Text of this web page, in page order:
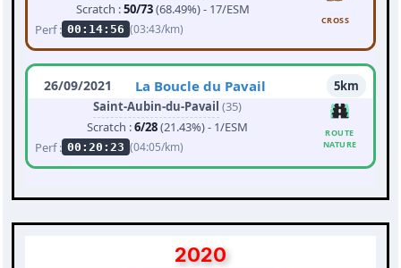
Scratch :50/73(68.49%) - 17/ESM
Perf : 00:14:56 (03:43/km)
CROSS
26/09/2021 La Boucle du Pavail
5km
Saint-Aubin-du-Pavail (35)
Scratch :6/28(21.43%) - 1/ESM
Perf : 00:20:23 (04:05/km)
ROUTE
NATURE
2020